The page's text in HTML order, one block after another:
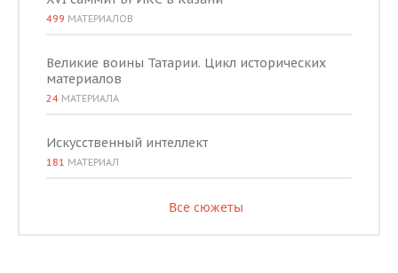
499 МАТЕРИАЛОВ
Великие воины Татарии. Цикл исторических
материалов
24 МАТЕРИАЛА
Искусственный интеллект
181 МАТЕРИАЛ
Все сюжеты